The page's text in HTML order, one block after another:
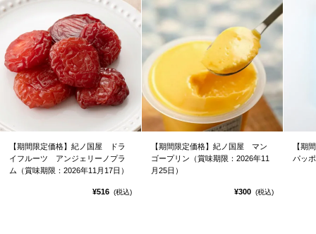
【期間限定価格】紀ノ国屋 ドラ
イフルーツ アンジェリーノプラ
ム（賞味期限：2026年11月17日）
¥516 (税込)
【期間限定価格】紀ノ国屋 マン
ゴープリン（賞味期限：2026年11
月25日）
¥300 (税込)
【期
パッ